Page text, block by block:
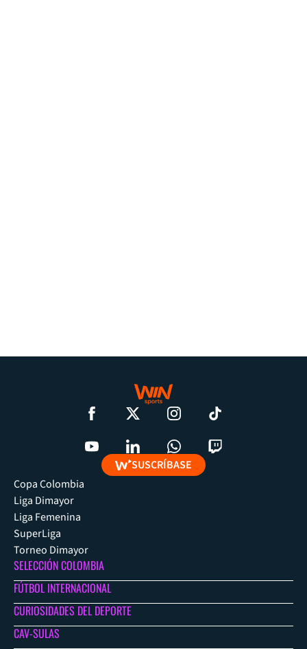
SUSCRÍBASE
Copa Colombia
Liga Dimayor
Liga Femenina
SuperLiga
Torneo Dimayor
SELECCIÓN COLOMBIA
FÚTBOL INTERNACIONAL
CURIOSIDADES DEL DEPORTE
CAV-SULAS